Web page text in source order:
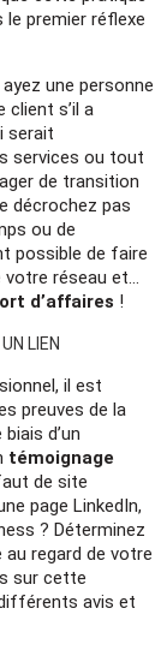
le premier réflexe
une personne
client s’il a
serait
services ou tout
de transition
décrochez pas
ou de
possible de faire
votre réseau et…
d’affaires !
LIEN
il est
preuves de la
d’un
témoignage
de site
page LinkedIn,
? Déterminez
regard de votre
sur cette
avis et